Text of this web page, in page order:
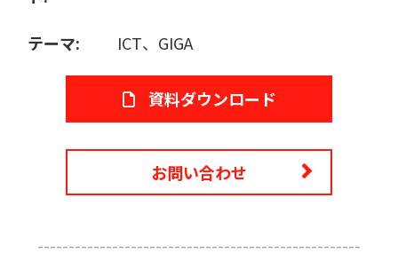
テーマ: ICT、GIGA
資料ダウンロード
お問い合わせ
----------------------------------------------------